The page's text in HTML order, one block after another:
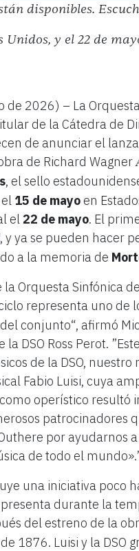
disponibles.
Unidos, y el 22 de
de 2026) – La
de la Cátedra de
de anunciar el
de Richard Wagner
, el sello
15 de mayo en
el 22 de mayo. El
, y ya se pueden hacer
a la memoria de
Orquesta Sinfónica
representa uno de
conjunto“, afirmó
DSO Ross Perot.
de la DSO,
Fabio Luisi, cuya
operístico resultó
patrocinadores
por ayudarnos
de todo el
una iniciativa poco
durante la
del estreno de la
1876. Luisi y la DSO